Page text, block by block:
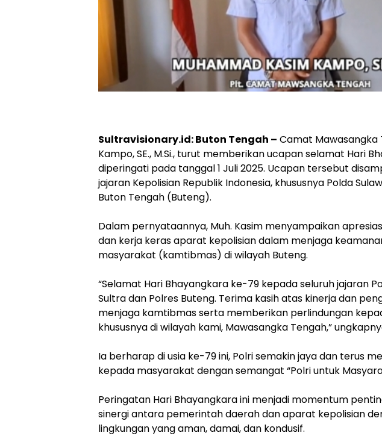
Sultravisionary.id: Buton Tengah – Camat Mawasangka
Kampo, SE., M.Si., turut memberikan ucapan selamat Hari
diperingati pada tanggal 1 Juli 2025. Ucapan tersebut
jajaran Kepolisian Republik Indonesia, khususnya Polda
Buton Tengah (Buteng).
Dalam pernyataannya, Muh. Kasim menyampaikan
dan kerja keras aparat kepolisian dalam menjaga
masyarakat (kamtibmas) di wilayah Buteng.
“Selamat Hari Bhayangkara ke-79 kepada seluruh jajaran
Sultra dan Polres Buteng. Terima kasih atas kinerja dan
menjaga kamtibmas serta memberikan perlindungan
khususnya di wilayah kami, Mawasangka Tengah,”
Ia berharap di usia ke-79 ini, Polri semakin jaya dan terus
kepada masyarakat dengan semangat “Polri untuk
Peringatan Hari Bhayangkara ini menjadi momentum
sinergi antara pemerintah daerah dan aparat kepolisian
lingkungan yang aman, damai, dan kondusif.